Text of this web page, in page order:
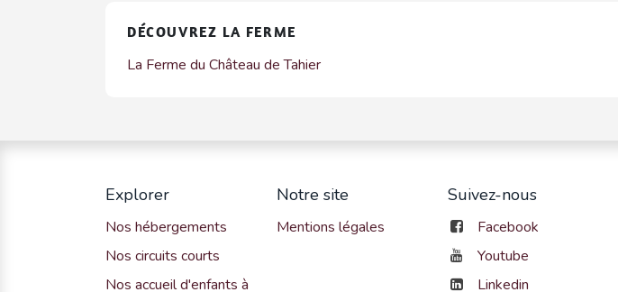
DÉCOUVREZ LA FERME
La Ferme du Château de Tahier
Explorer
Nos hébergements
Nos circuits courts
Nos accueil d'enfants à
Notre site
Mentions légales
Suivez-nous
Facebook
Youtube
Linkedin